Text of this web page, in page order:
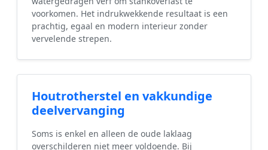
voorkomen. Het indrukwekkende resultaat is een
prachtig, egaal en modern interieur zonder
vervelende strepen.
Houtrotherstel en vakkundige
deelvervanging
Soms is enkel en alleen de oude laklaag
overschilderen niet meer voldoende. Bij